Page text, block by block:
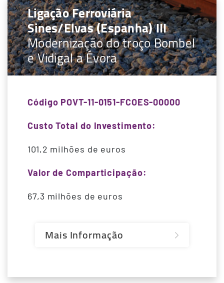
Ligação Ferroviária
Sines/Elvas (Espanha) III
Modernização do troço Bombel
e Vidigal a Évora
Código POVT-11-0151-FCOES-00000
Custo Total do Investimento:
101,2 milhões de euros
Valor de Comparticipação:
67,3 milhões de euros
Mais Informação